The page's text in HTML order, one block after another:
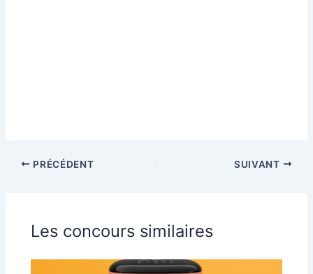
PRÉCÉDENT SUIVANT
Les concours similaires